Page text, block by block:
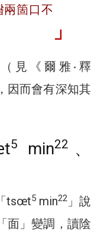
兩箇口不
見《爾雅‧釋
因而會有深知其
5 min22 、
tsœt5min22」說
面」變調，讀陰